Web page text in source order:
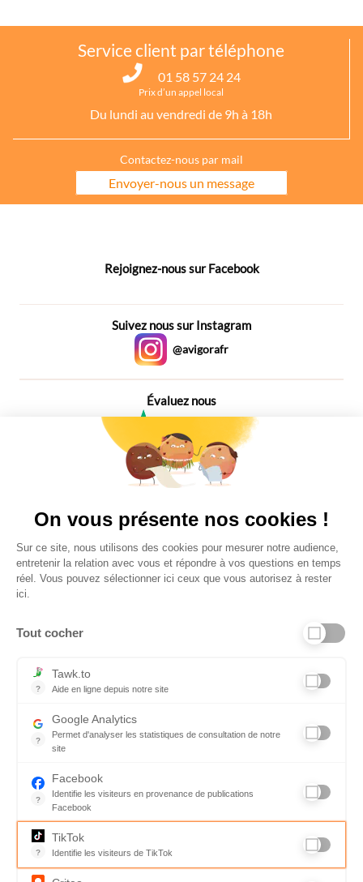
Service client par téléphone
01 58 57 24 24
Prix d’un appel local
Du lundi au vendredi de 9h à 18h
Contactez-nous par mail
Envoyer-nous un message
Rejoignez-nous sur Facebook
Suivez nous sur Instagram
@avigorafr
Évaluez nous
Plus de 650 Avis
FAQ - réponses à vos questions
Conditions Générales de Service
Charte qualité
Code de déontologie
On vous présente nos cookies !
Sur ce site, nous utilisons des cookies pour mesurer notre audience,
entretenir la relation avec vous et répondre à vos questions en temps
réel. Vous pouvez sélectionner ici ceux que vous autorisez à rester
ici.
Tout cocher
?
Tawk.to
Aide en ligne depuis notre site
?
Google Analytics
Permet d'analyser les statistiques de consultation de notre
site
?
Facebook
Identifie les visiteurs en provenance de publications
Facebook
Parce que vous ne venez pas tous les jours sur notre site, ce
?
TikTok
Identifie les visiteurs de TikTok
Permet de suivre les actions du visiteur sur le site web, et de